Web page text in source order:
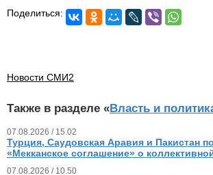
Поделиться:
Новости СМИ2
Также в разделе «Власть и
07.08.2026 / 15.02
Турция, Саудовская Аравия и Пакистан
«Мекканское соглашение» о
07.08.2026 / 10.50